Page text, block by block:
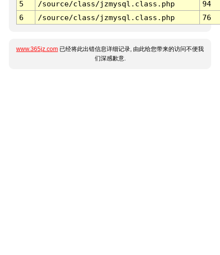
5
/source/class/jzmysql.class.php
94
6
/source/class/jzmysql.class.php 76
www.365jz.com 已经将此出错信息详细记录, 由此给您带来的访问不便我
们深感歉意.